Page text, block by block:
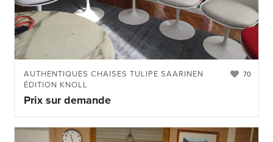
70
AUTHENTIQUES CHAISES TULIPE SAARINEN
ÉDITION KNOLL
Prix sur demande